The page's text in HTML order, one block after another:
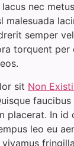
nec
malesuada
semper
torquent per
sit Non
placerat. In
leo eu